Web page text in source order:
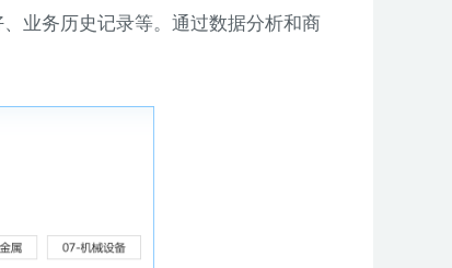
业务历史记录等。通过数据分析和商